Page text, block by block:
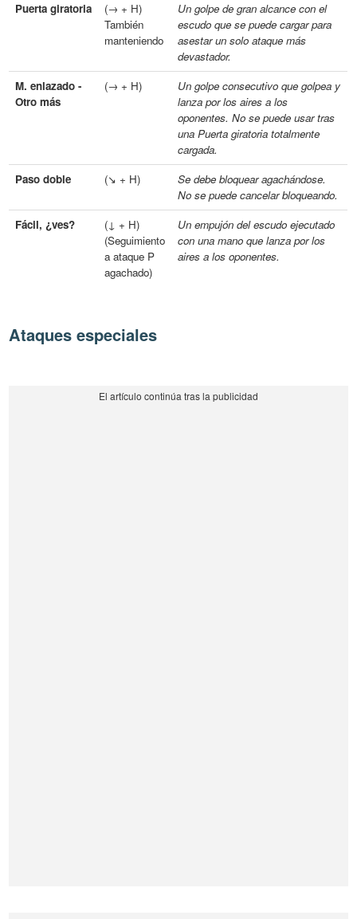
Puerta giratoria
(→ + H)
También
manteniendo
Un golpe de gran alcance con el
escudo que se puede cargar para
asestar un solo ataque más
devastador.
M. enlazado -
Otro más
(→ + H)
Un golpe consecutivo que golpea y
lanza por los aires a los
oponentes. No se puede usar tras
una Puerta giratoria totalmente
cargada.
Paso doble
(↘ + H)
Se debe bloquear agachándose.
No se puede cancelar bloqueando.
Fácil, ¿ves?
(↓ + H)
(Seguimiento
a ataque P
agachado)
Un empujón del escudo ejecutado
con una mano que lanza por los
aires a los oponentes.
Ataques especiales